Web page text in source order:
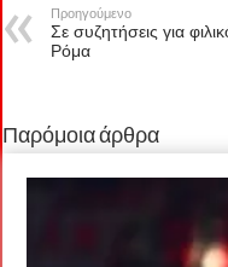
Προηγούμενο
Σε συζητήσεις για
Ρόμα
Παρόμοια άρθρα